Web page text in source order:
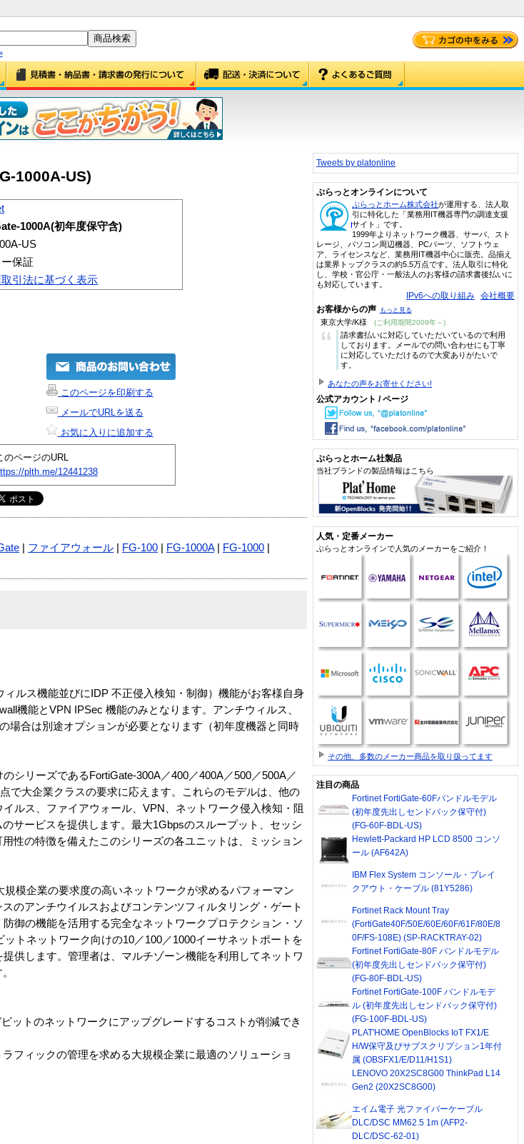
1000A-US)
1000A(初年度保守含)
US
ー保証
引法に基づく表示
このページを印刷する
メールでURLを送る
お気に入りに追加する
のページのURL
plth.me/12441238
ファイアウォール FG-100 FG-1000A| FG-1000
ルス機能並びにIDP 不正侵入検知・制御）機能がお客様自身
機能とVPN IPSec 機能のみとなります。アンチウィルス、
場合は別途オプションが必要となります（初年度機器と同時
シリーズであるFortiGate-300A／400／400A／500／500A／
で大企業クラスの要求に応えます。これらのモデルは、他の
ルス、ファイアウォール、VPN、ネットワーク侵入検知・阻
サービスを提供します。最大1Gbpsのスループット、セッシ
性の特徴を備えたこのシリーズの各ユニットは、ミッション
模企業の要求度の高いネットワークが求めるパフォーマン
のアンチウイルスおよびコンテンツフィルタリング・ゲート
御の機能を活用する完全なネットワークプロテクション・ソ
トネットワーク向けの10／100／1000イーサネットポートを
供します。管理者は、マルチゾーン機能を利用してネットワ
ットのネットワークにアップグレードするコストが削減でき
フィックの管理を求める大規模企業に最適のソリューショ
Tweets by platonline
ぷらっとオンラインについて
ぷらっとホーム株式会社が運用する、法人取
引に特化した「業務用IT機器専門の調達支援
サイト」です。
1999年よりネットワーク機器、サーバ、スト
レージ、パソコン周辺機器、PCパーツ、ソフトウェ
ア、ライセンスなど、業務用IT機器中心に販売。品揃え
は業界トップクラスの約5.5万点です。法人取引に特化
し、学校・官公庁・一般法人のお客様の請求書後払いに
も対応しています。
IPv6への取り組み 会社概要
お客様からの声 もっと見る
東京大学/K様 (ご利用期間2009年～)
“
請求書払いに対応していただいているので利用
しております。メールでの問い合わせにも丁寧
に対応していただけるので大変ありがたいで
す。
あなたの声をお寄せください!
公式アカウント / ページ
ぷらっとホーム社製品
当社ブランドの製品情報はこちら
人気・定番メーカー
ぷらっとオンラインで人気のメーカーをご紹介！
その他、多数のメーカー商品を取り扱ってます
注目の商品
Fortinet FortiGate-60Fバンドルモデル
(初年度先出しセンドバック保守付)
(FG-60F-BDL-US)
Hewlett-Packard HP LCD 8500 コンソ
ール (AF642A)
IBM Flex System コンソール・ブレイ
クアウト・ケーブル (81Y5286)
Fortinet Rack Mount Tray
(FortiGate40F/50E/60E/60F/61F/80E/8
0F/FS-108E) (SP-RACKTRAY-02)
Fortinet FortiGate-80F バンドルモデル
(初年度先出しセンドバック保守付)
(FG-80F-BDL-US)
Fortinet FortiGate-100F バンドルモデ
ル (初年度先出しセンドバック保守付)
(FG-100F-BDL-US)
PLAT'HOME OpenBlocks IoT FX1/E
H/W保守及びサブスクリプション1年付
属 (OBSFX1/E/D11/H1S1)
LENOVO 20X2SC8G00 ThinkPad L14
Gen2 (20X2SC8G00)
エイム電子 光ファイバーケーブル
DLC/DSC MM62.5 1m (AFP2-
DLC/DSC-62-01)